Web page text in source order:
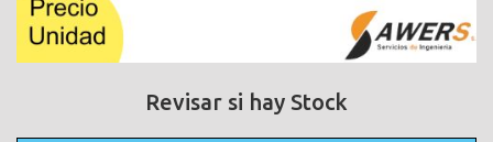
Revisar si hay Stock